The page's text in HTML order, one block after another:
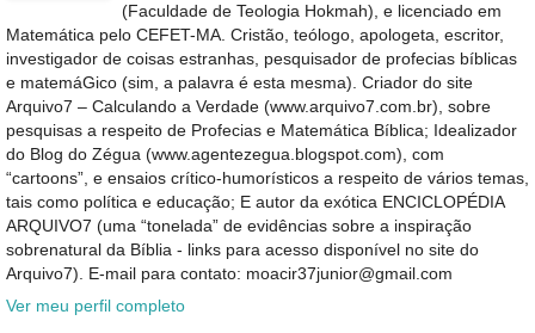
(Faculdade de Teologia Hokmah), e licenciado em
Matemática pelo CEFET-MA. Cristão, teólogo, apologeta, escritor,
investigador de coisas estranhas, pesquisador de profecias bíblicas
e matemáGico (sim, a palavra é esta mesma). Criador do site
Arquivo7 – Calculando a Verdade (www.arquivo7.com.br), sobre
pesquisas a respeito de Profecias e Matemática Bíblica; Idealizador
do Blog do Zégua (www.agentezegua.blogspot.com), com
“cartoons”, e ensaios crítico-humorísticos a respeito de vários temas,
tais como política e educação; E autor da exótica ENCICLOPÉDIA
ARQUIVO7 (uma “tonelada” de evidências sobre a inspiração
sobrenatural da Bíblia - links para acesso disponível no site do
Arquivo7). E-mail para contato: moacir37junior@gmail.com
Ver meu perfil completo